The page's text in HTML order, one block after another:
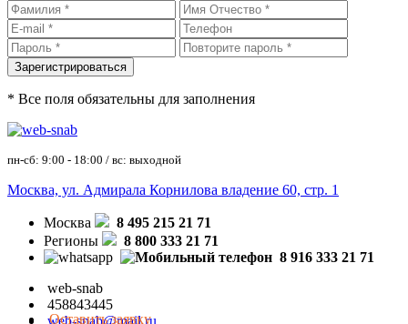
* Все поля обязательны для заполнения
пн-сб: 9:00 - 18:00 / вс: выходной
Москва, ул. Адмирала Корнилова владение 60, стр. 1
Москва
8 495 215 21 71
Регионы
8 800 333 21 71
8 916 333 21 71
web-snab
458843445
web-snab@mail.ru
Оставить заявку